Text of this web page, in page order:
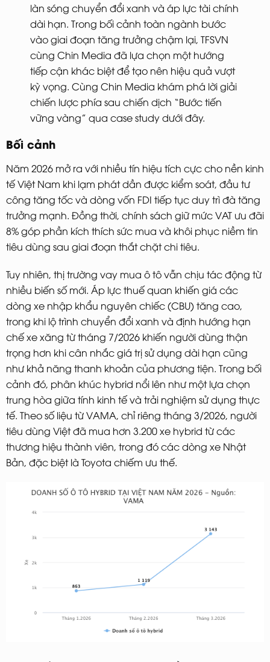
làn sóng chuyển đổi xanh và áp lực tài chính
dài hạn. Trong bối cảnh toàn ngành bước
vào giai đoạn tăng trưởng chậm lại, TFSVN
cùng Chin Media đã lựa chọn một hướng
tiếp cận khác biệt để tạo nên hiệu quả vượt
kỳ vọng. Cùng Chin Media khám phá lời giải
chiến lược phía sau chiến dịch “Bước tiến
vững vàng” qua case study dưới đây.
Bối cảnh
Năm 2026 mở ra với nhiều tín hiệu tích cực cho nền kinh
tế Việt Nam khi lạm phát dần được kiểm soát, đầu tư
công tăng tốc và dòng vốn FDI tiếp tục duy trì đà tăng
trưởng mạnh. Đồng thời, chính sách giữ mức VAT ưu đãi
8% góp phần kích thích sức mua và khôi phục niềm tin
tiêu dùng sau giai đoạn thắt chặt chi tiêu.
Tuy nhiên, thị trường vay mua ô tô vẫn chịu tác động từ
nhiều biến số mới. Áp lực thuế quan khiến giá các
dòng xe nhập khẩu nguyên chiếc (CBU) tăng cao,
trong khi lộ trình chuyển đổi xanh và định hướng hạn
chế xe xăng từ tháng 7/2026 khiến người dùng thận
trọng hơn khi cân nhắc giá trị sử dụng dài hạn cũng
như khả năng thanh khoản của phương tiện. Trong bối
cảnh đó, phân khúc hybrid nổi lên như một lựa chọn
trung hòa giữa tính kinh tế và trải nghiệm sử dụng thực
tế. Theo số liệu từ VAMA, chỉ riêng tháng 3/2026, người
tiêu dùng Việt đã mua hơn 3.200 xe hybrid từ các
thương hiệu thành viên, trong đó các dòng xe Nhật
Bản, đặc biệt là Toyota chiếm ưu thế.